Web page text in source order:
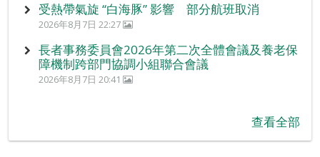
受熱帶氣旋 “白海豚” 影響 部分航班取消
2026年8月7日 22:27
長者事務委員會2026年第二次全體會議及養老保
障機制跨部門協調小組聯合會議
2026年8月7日 20:41
查看全部